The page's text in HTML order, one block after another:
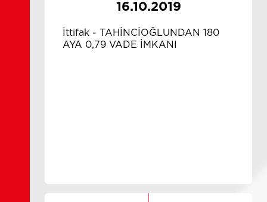
16.10.2019
İttifak - TAHİNCİOĞLUNDAN 180
AYA 0,79 VADE İMKANI